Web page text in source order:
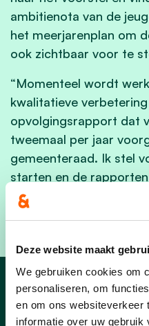
Deze website maakt
We gebruiken cookies om
personaliseren, om
en om ons websiteverkeer
informatie over uw gebruik
ambitienota van de
het meerjarenplan om
ook zichtbaar voor te
“Momenteel wordt
kwalitatieve
opvolgingsrapport dat
tweemaal per jaar
gemeenteraad. Ik stel
starten en de
gemeentelijke
inwoners kan